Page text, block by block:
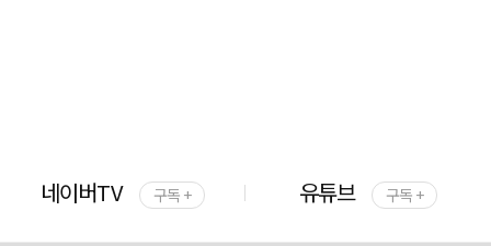
네이버TV 구독 + 유튜브 구독 +